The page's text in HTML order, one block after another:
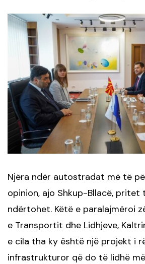
Njëra ndër autostradat më të
opinion, ajo Shkup-Bllacë, pritet
ndërtohet. Këtë e paralajmëroi
e Transportit dhe Lidhjeve,
e cila tha ky është një projekt i
infrastrukturor që do të lidhë